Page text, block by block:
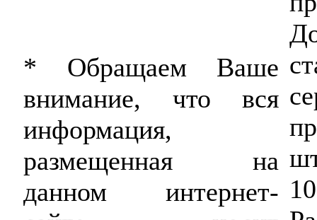
* Обращаем Ваше
внимание, что вся
информация,
размещенная на
данном интернет-